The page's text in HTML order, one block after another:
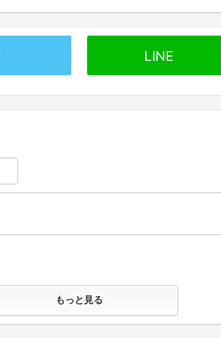
LINE
もっと見る